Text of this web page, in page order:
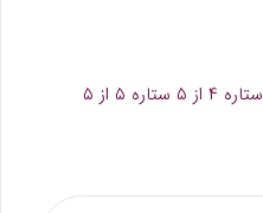
۴ از ۵ ستاره
۵ از ۵